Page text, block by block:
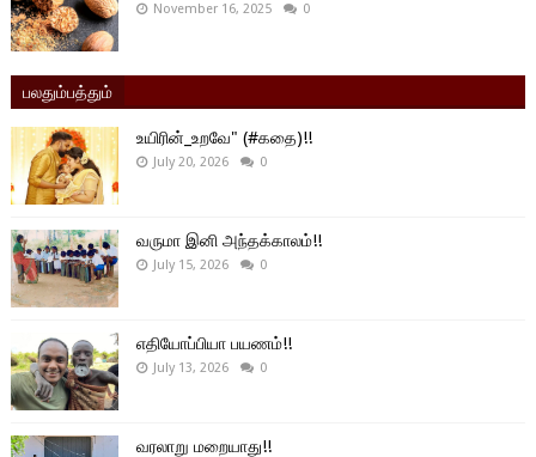
November 16, 2025 0
பலதும்பத்தும்
உயிரின்_உறவே" (#கதை)!!
July 20, 2026 0
வருமா இனி அந்தக்காலம்!!
July 15, 2026 0
எதியோப்பியா பயணம்!!
July 13, 2026 0
வரலாறு மறையாது!!